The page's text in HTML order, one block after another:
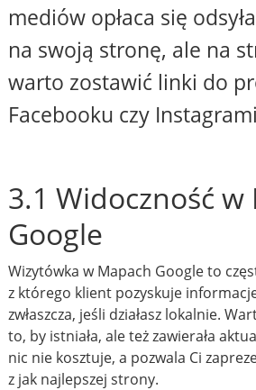
mediów opłaca się
na swoją stronę, ale na
warto zostawić linki do
Facebooku czy
3.1 Widoczność w
Google
Wizytówka w Mapach Google to
z którego klient pozyskuje
zwłaszcza, jeśli działasz lokalnie.
to, by istniała, ale też zawierała
nic nie kosztuje, a pozwala Ci
z jak najlepszej strony.